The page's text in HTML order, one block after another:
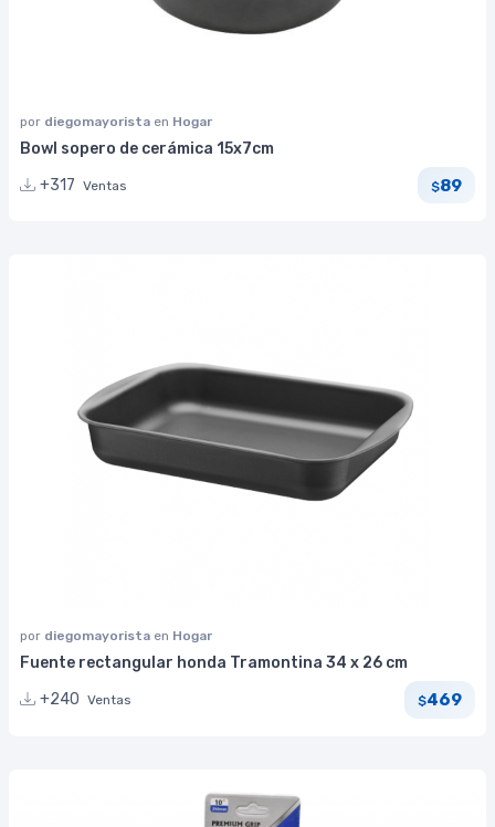
por diegomayorista en Hogar
Bowl sopero de cerámica 15x7cm
+317 Ventas $89
por diegomayorista en Hogar
Fuente rectangular honda Tramontina 34 x 26 cm
+240 Ventas $469